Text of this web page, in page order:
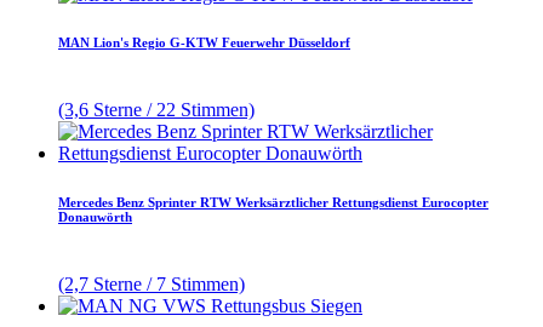
MAN Lion's Regio G-KTW Feuerwehr Düsseldorf
(3,6 Sterne / 22 Stimmen)
Mercedes Benz Sprinter RTW Werksärztlicher Rettungsdienst Eurocopter
Donauwörth
(2,7 Sterne / 7 Stimmen)